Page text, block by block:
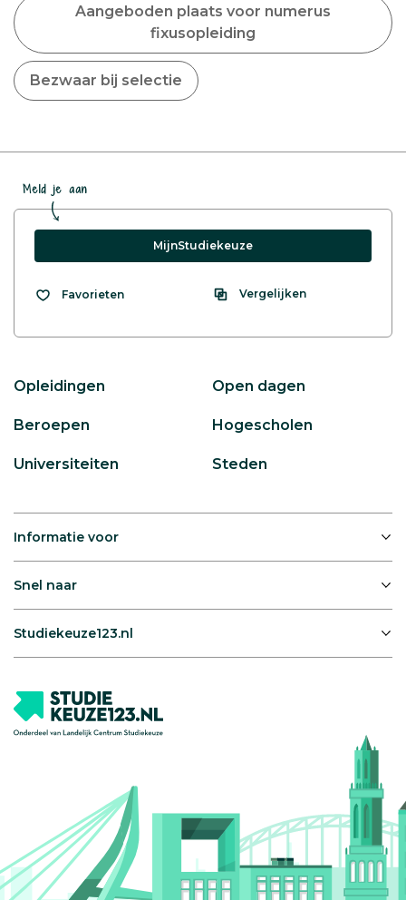
Aangeboden plaats voor numerus
fixusopleiding
Bezwaar bij selectie
Meld je aan
MijnStudiekeuze
Favorieten Vergelijken
Opleidingen Open dagen
Beroepen Hogescholen
Universiteiten Steden
Informatie voor
Snel naar
Studiekeuze123.nl